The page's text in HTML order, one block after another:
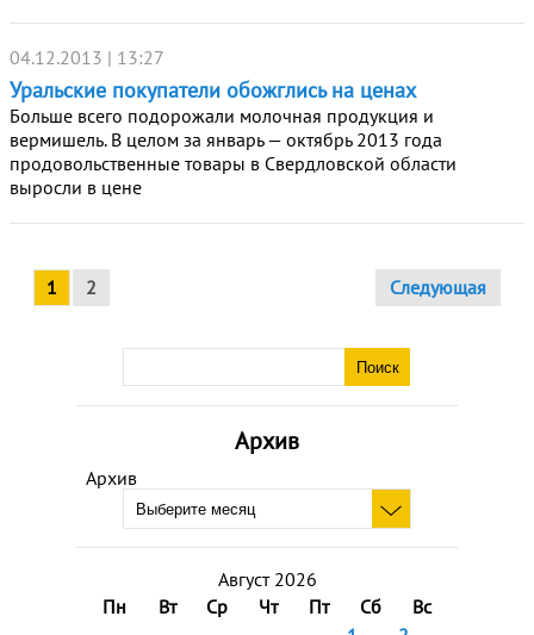
Архив
Архив
Август 2026
Пн
Вт Ср Чт Пт Сб
Вс
04.12.2013 | 13:27
Уральские покупатели обожглись на ценах
Больше всего подорожали молочная продукция и
вермишель. В целом за январь — октябрь 2013 года
продовольственные товары в Свердловской области
выросли в цене
1 2 Следующая